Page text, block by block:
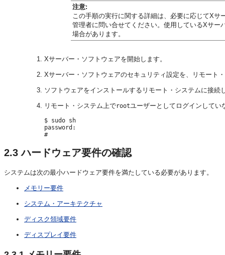
注意:
この手順の実行に関する詳細は、必要に応じてX
管理者に問い合せてください。使用しているXサー
場合があります。
Xサーバー・ソフトウェアを開始します。
Xサーバー・ソフトウェアのセキュリティ設定を、リモート
ソフトウェアをインストールするリモート・システムに接続
リモート・システム上でrootユーザーとしてログインして
$ sudo sh
password:
2.3 ハードウェア要件の確認
システムは次の最小ハードウェア要件を満たしている必要があります。
メモリー要件
システム・アーキテクチャ
ディスク領域要件
ディスプレイ要件